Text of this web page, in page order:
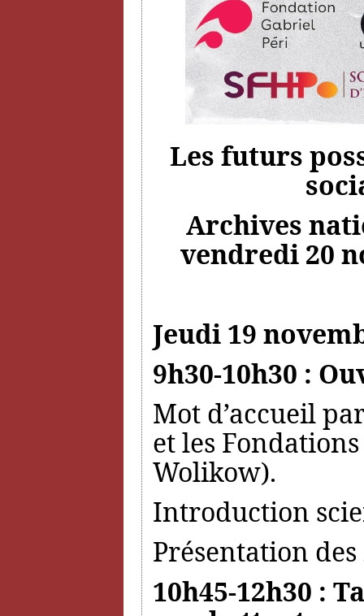
Les futurs
Archives
vendredi 20
Jeudi 19
9h30-10h30 :
Mot d’accueil
et les
Wolikow).
Introduction
Présentation
10h45-12h30 :